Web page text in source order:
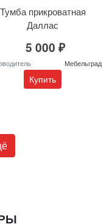
Тумба прикроватная
Даллас
5 000 ₽
Мебельград
Купить